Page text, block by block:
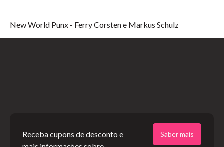
New World Punx - Ferry Corsten e Markus Schulz
Receba cupons de desconto e
Saber mais